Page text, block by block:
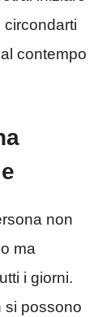
contempo
non
ma
i giorni.
si possono